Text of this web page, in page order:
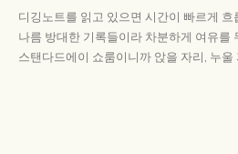
디깅노트를 읽고 있으면 시간이 빠르게 흐
나름 방대한 기록들이라 차분하게 여유를
스탠다드에이 쇼룸이니까 앉을 자리, 누